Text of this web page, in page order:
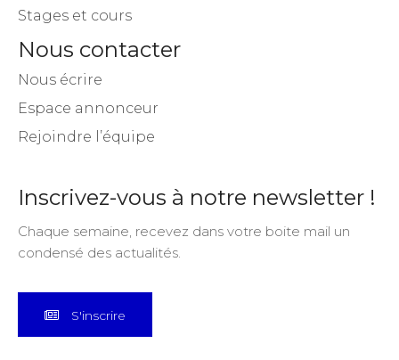
Stages et cours
Nous contacter
Nous écrire
Espace annonceur
Rejoindre l’équipe
Inscrivez-vous à notre newsletter !
Chaque semaine, recevez dans votre boite mail un
condensé des actualités.
S'inscrire